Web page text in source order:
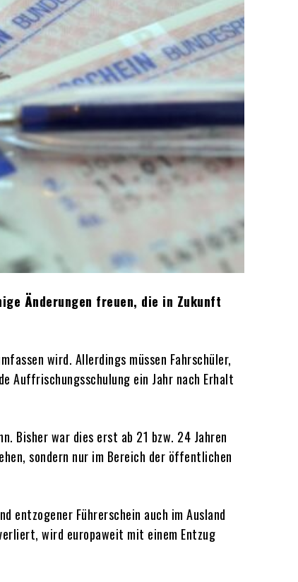
Änderungen freuen, die in Zukunft
wird. Allerdings müssen Fahrschüler,
Auffrischungsschulung ein Jahr nach Erhalt
Bisher war dies erst ab 21 bzw. 24 Jahren
sondern nur im Bereich der öffentlichen
entzogener Führerschein auch im Ausland
wird europaweit mit einem Entzug